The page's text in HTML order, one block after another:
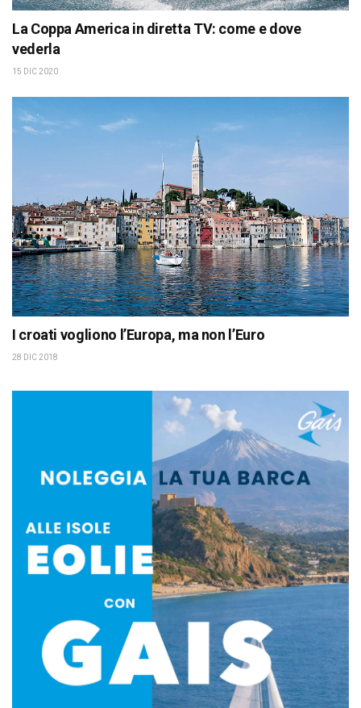
La Coppa America in diretta TV: come e dove
vederla
15 DIC 2020
I croati vogliono l’Europa, ma non l’Euro
28 DIC 2018